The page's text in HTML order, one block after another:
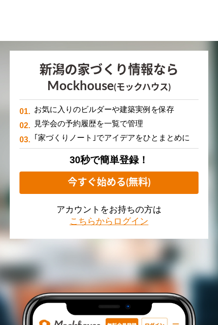
新潟の家づくり情報なら
Mockhouse(モックハウス)
お気に入りのビルダーや建築実例を保存
見学会の予約履歴を一覧で管理
｢家づくりノート｣でアイデアをひとまとめに
30秒で簡単登録！
今すぐ始める(無料)
アカウントをお持ちの方は
こちらからログイン